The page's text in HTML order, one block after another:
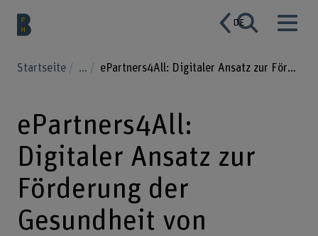
DE
Startseite ... ePartners4All: Digitaler Ansatz zur Förderung der Gesundheit von Schulkindern
ePartners4All:
Digitaler Ansatz zur
Förderung der
Gesundheit von